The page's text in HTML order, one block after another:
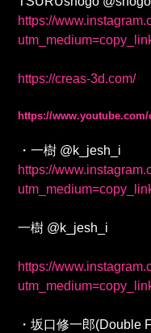
https://
https://creas-3d.com/
https://www.youtube.com/
・一樹 @k_jesh_i
https://
一樹 @k_jesh_i
https://
・坂口修一郎(Double